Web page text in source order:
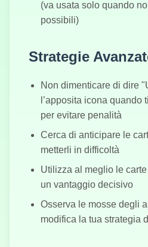
(va usata solo quando
possibili)
Strategie
Non dimenticare di dire
l’apposita icona quando
per evitare penalità
Cerca di anticipare le
metterli in difficoltà
Utilizza al meglio le
un vantaggio decisivo
Osserva le mosse degli
modifica la tua strategia